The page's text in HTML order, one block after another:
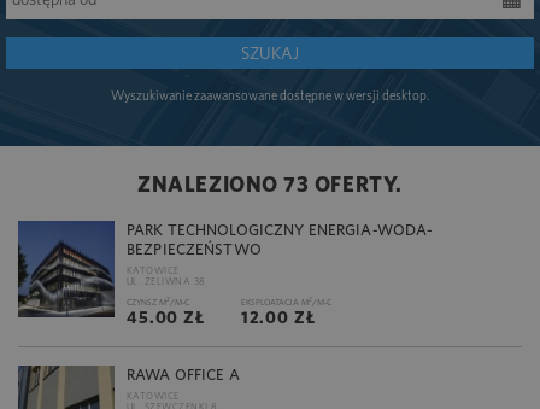
SZUKAJ
Wyszukiwanie zaawansowane dostępne w wersji desktop.
ZNALEZIONO 73 OFERTY.
PARK TECHNOLOGICZNY ENERGIA-WODA-
BEZPIECZEŃSTWO
KATOWICE
UL. ŻELIWNA 38
CZYNSZ M2 /M-C
45.00 ZŁ
EKSPLOATACJA M2 /M-C
12.00 ZŁ
RAWA OFFICE A
KATOWICE
UL. SZEWCZENKI 8